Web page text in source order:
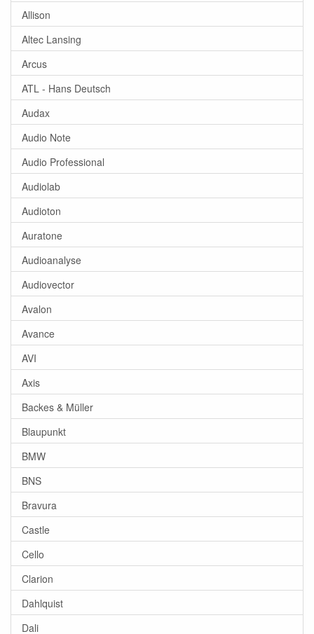
Allison
Altec Lansing
Arcus
ATL - Hans Deutsch
Audax
Audio Note
Audio Professional
Audiolab
Audioton
Auratone
Audioanalyse
Audiovector
Avalon
Avance
AVI
Axis
Backes & Müller
Blaupunkt
BMW
BNS
Bravura
Castle
Cello
Clarion
Dahlquist
Dali